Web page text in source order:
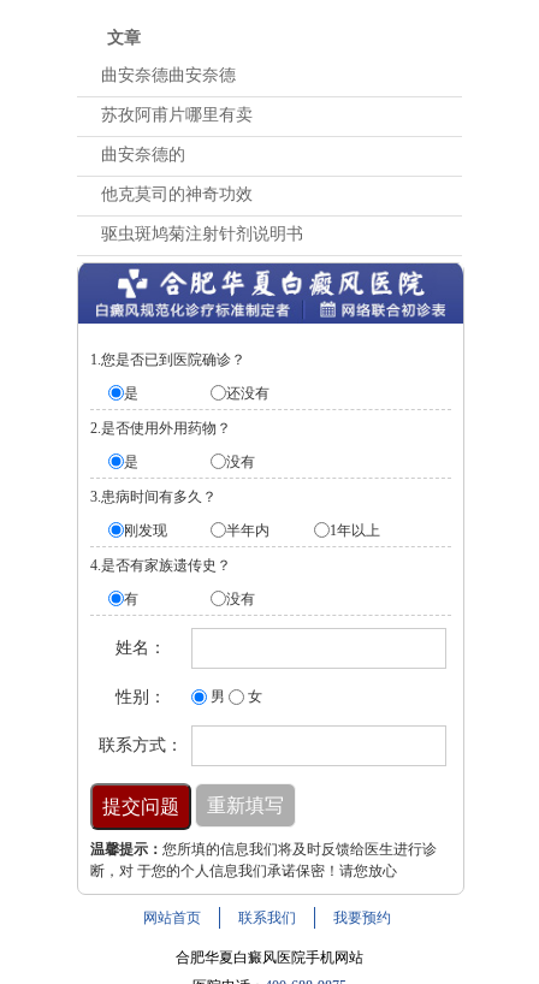
文章
曲安奈德曲安奈德
苏孜阿甫片哪里有卖
曲安奈德的
他克莫司的神奇功效
驱虫斑鸠菊注射针剂说明书
1.您是否已到医院确诊？
是
还没有
2.是否使用外用药物？
是
没有
3.患病时间有多久？
刚发现
半年内 1年以上
4.是否有家族遗传史？
有
没有
姓名：
性别： 男 女
联系方式：
温馨提示： 您所填的信息我们将及时反馈给医生进行诊
断，对 于您的个人信息我们承诺保密！请您放心
网站首页 联系我们 我要预约
合肥华夏白癜风医院手机网站